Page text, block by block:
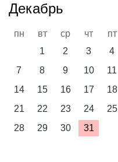
Декабрь
пн вт ср чт пт
1
2 3 4
7
8 9 10 11
14
15 16 17 18
21
22 23 24 25
28
29 30 31